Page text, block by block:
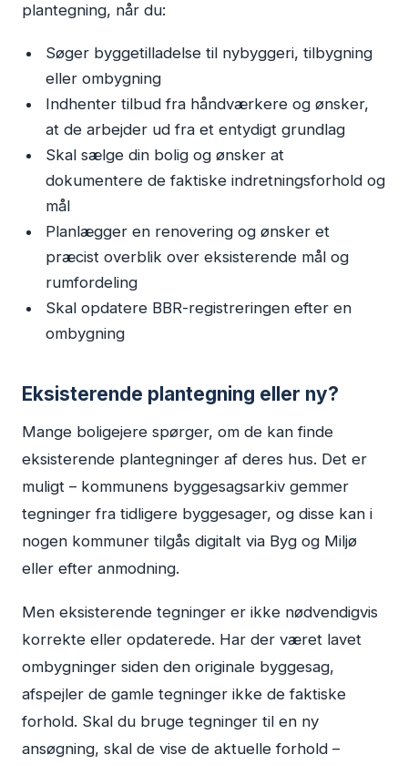
plantegning, når du:
Søger byggetilladelse til nybyggeri, tilbygning
eller ombygning
Indhenter tilbud fra håndværkere og ønsker,
at de arbejder ud fra et entydigt grundlag
Skal sælge din bolig og ønsker at
dokumentere de faktiske indretningsforhold og
mål
Planlægger en renovering og ønsker et
præcist overblik over eksisterende mål og
rumfordeling
Skal opdatere BBR-registreringen efter en
ombygning
Eksisterende plantegning eller ny?
Mange boligejere spørger, om de kan finde
eksisterende plantegninger af deres hus. Det er
muligt – kommunens byggesagsarkiv gemmer
tegninger fra tidligere byggesager, og disse kan i
nogen kommuner tilgås digitalt via Byg og Miljø
eller efter anmodning.
Men eksisterende tegninger er ikke nødvendigvis
korrekte eller opdaterede. Har der været lavet
ombygninger siden den originale byggesag,
afspejler de gamle tegninger ikke de faktiske
forhold. Skal du bruge tegninger til en ny
ansøgning, skal de vise de aktuelle forhold –